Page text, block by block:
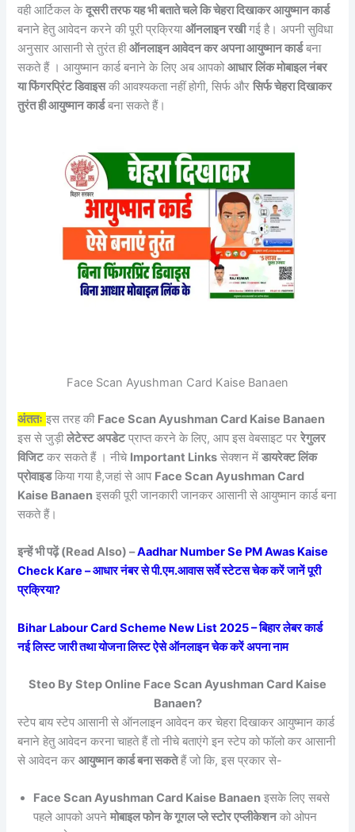
वही आर्टिकल केदूसरी तरफ यह भी बताते चले कि चेहरा दिखाकर आयुष्मान कार्ड
बनाने हेतु आवेदन करने की पूरी प्रक्रियाऑनलाइन रखीगई है। अपनी सुविधा
अनुसार आसानी से तुरंत हीऑनलाइन आवेदन कर अपना आयुष्मान कार्डबना
सकते हैं । आयुष्मान कार्ड बनाने के लिए अब आपकोआधार लिंक मोबाइल नंबर
या फिंगरप्रिंट डिवाइसकी आवश्यकता नहीं होगी, सिर्फ औरसिर्फ चेहरा दिखाकर
तुरंत ही आयुष्मान कार्डबना सकते हैं।
Face Scan Ayushman Card Kaise Banaen
अंततः इस तरह की Face Scan Ayushman Card Kaise Banaen
इस से जुड़ीलेटेस्ट अपडेटप्राप्त करने के लिए, आप इस वेबसाइट पररेगुलर
विजिटकर सकते हैं । नीचे Important Links सेक्शन मेंडायरेक्ट लिंक
प्रोवाइडकिया गया है,जहां से आप Face Scan Ayushman Card
Kaise Banaen इसकी पूरी जानकारी जानकर आसानी से आयुष्मान कार्ड बना
सकते हैं।
इन्हें भी पढ़ें (Read Also) –Aadhar Number Se PM Awas Kaise
Check Kare – आधार नंबर से पी.एम.आवास सर्वे स्टेटस चेक करें जानें पूरी
प्रक्रिया?
Bihar Labour Card Scheme New List 2025 – बिहार लेबर कार्ड
नई लिस्ट जारी तथा योजना लिस्ट ऐसे ऑनलाइन चेक करें अपना नाम
Steo By Step Online Face Scan Ayushman Card Kaise
Banaen?
स्टेप बाय स्टेप आसानी से ऑनलाइन आवेदन कर चेहरा दिखाकर आयुष्मान कार्ड
बनाने हेतु आवेदन करना चाहते हैं तो नीचे बताएंगे इन स्टेप को फॉलो कर आसानी
से आवेदन करआयुष्मान कार्ड बना सकतेहैं जो कि, इस प्रकार से-
Face Scan Ayushman Card Kaise Banaen इसके लिए सबसे
पहले आपको अपनेमोबाइल फोन के गूगल प्ले स्टोर एप्लीकेशनको ओपन